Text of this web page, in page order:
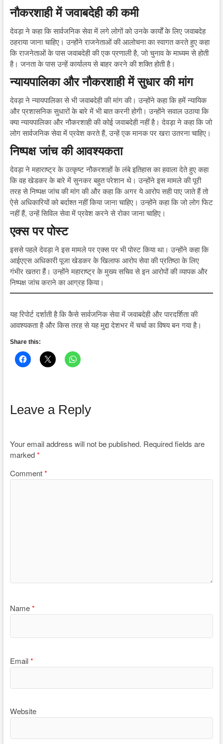
नौकरशाही में जवाबदेही की कमी
देवड़ा ने कहा कि सार्वजनिक सेवा में लगे लोगों को उनके कार्यों के लिए जवाबदेह
ठहराया जाना चाहिए। उन्होंने राजनेताओं की आलोचना का स्वागत करते हुए कहा
कि राजनेताओं के पास जवाबदेही की एक प्रणाली है, जो चुनाव के माध्यम से होती
है। जनता के पास उन्हें कार्यालय से बाहर करने की शक्ति होती है।
न्यायपालिका और नौकरशाही में सुधार की मांग
देवड़ा ने न्यायपालिका से भी जवाबदेही की मांग की। उन्होंने कहा कि हमें न्यायिक
और प्रशासनिक सुधारों के बारे में भी बात करनी होगी। उन्होंने सवाल उठाया कि
क्या न्यायपालिका और नौकरशाही की कोई जवाबदेही नहीं है। देवड़ा ने कहा कि जो
लोग सार्वजनिक सेवा में प्रवेश करते हैं, उन्हें एक मानक पर खरा उतरना चाहिए।
निष्पक्ष जांच की आवश्यकता
देवड़ा ने महाराष्ट्र के उत्कृष्ट नौकरशाहों के लंबे इतिहास का हवाला देते हुए कहा
कि वह खेडकर के बारे में सुनकर बहुत परेशान थे। उन्होंने इस मामले की पूरी
तरह से निष्पक्ष जांच की मांग की और कहा कि अगर ये आरोप सही पाए जाते हैं तो
ऐसे अधिकारियों को बर्दाश्त नहीं किया जाना चाहिए। उन्होंने कहा कि जो लोग फिट
नहीं हैं, उन्हें सिविल सेवा में प्रवेश करने से रोका जाना चाहिए।
एक्स पर पोस्ट
इससे पहले देवड़ा ने इस मामले पर एक्स पर भी पोस्ट किया था। उन्होंने कहा कि
आईएएस अधिकारी पूजा खेडकर के खिलाफ आरोप सेवा की प्रतिष्ठा के लिए
गंभीर खतरा हैं। उन्होंने महाराष्ट्र के मुख्य सचिव से इन आरोपों की व्यापक और
निष्पक्ष जांच कराने का आग्रह किया।
यह रिपोर्ट दर्शाती है कि कैसे सार्वजनिक सेवा में जवाबदेही और पारदर्शिता की
आवश्यकता है और किस तरह से यह मुद्दा देशभर में चर्चा का विषय बन गया है।
Share this:
Leave a Reply
Your email address will not be published. Required fields are
marked*
Comment*
Name*
Email*
Website